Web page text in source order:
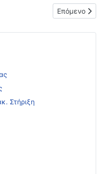
Στήριξη
για τη
Επόμενο
Επόμενο